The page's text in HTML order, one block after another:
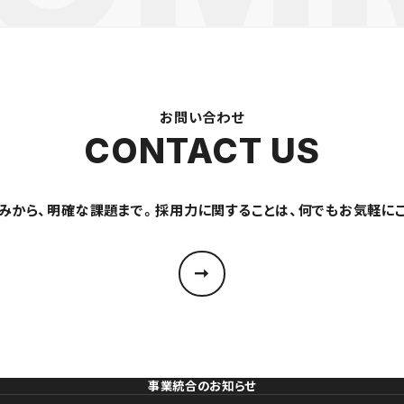
お問い合わせ
CONTACT US
から、明確な課題まで。採用力に関することは、何でもお気軽に
事業統合のお知らせ